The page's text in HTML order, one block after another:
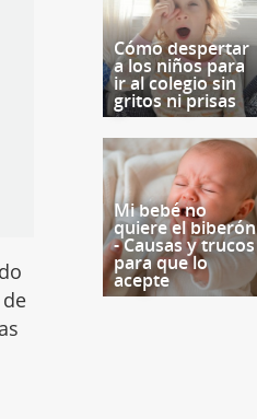
Cómo despertar
a los niños para
ir al colegio sin
gritos ni prisas
Mi bebé no
quiere el biberón
- Causas y trucos
para que lo
acepte